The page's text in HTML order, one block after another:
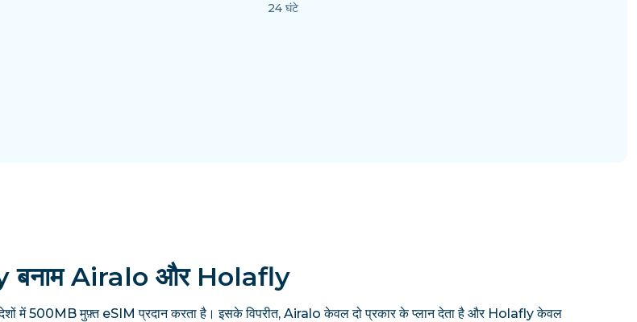
24 घंटे
बनाम Airalo और Holafly
में 500MB मुफ़्त eSIM प्रदान करता है। इसके विपरीत, Airalo केवल दो प्रकार के प्लान देता है और Holafly केवल